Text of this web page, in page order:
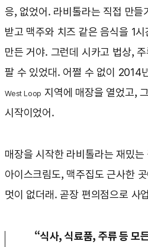
응, 없었어. 라비톨라는 직접 만
받고 맥주와 치즈 같은 음식을 1
만든 거야. 그런데 시카고 법상,
팔 수 있었대. 어쩔 수 없이 2014
West Loop 지역에 매장을 열었고,
시작이었어.
매장을 시작한 라비톨라는 재밌
아이스크림도, 맥주집도 근사한
멋이 없더래. 곧장 편의점으로 사
“식사, 식료품, 주류 등 모